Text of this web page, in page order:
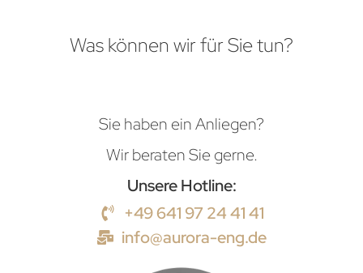
Was können wir für Sie tun?
Sie haben ein Anliegen?
Wir beraten Sie gerne.
Unsere Hotline:
+49 641 97 24 41 41
info@aurora-eng.de